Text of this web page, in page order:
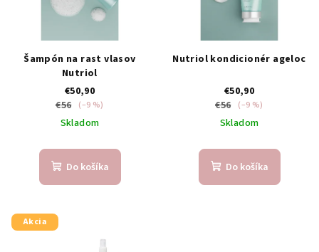
Šampón na rast vlasov
Nutriol
€50,90
€56
(–9 %)
Skladom
Do košíka
Nutriol kondicionér ageloc
€50,90
€56
(–9 %)
Skladom
Do košíka
Akcia